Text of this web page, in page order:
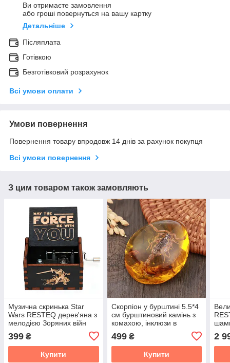
Ви отримаєте замовлення
або гроші повернуться на вашу картку
Детальніше
Післяплата
Готівкою
Безготівковий розрахунок
Всі умови оплати
Умови повернення
Повернення товару впродовж 14 днів за рахунок покупця
Всі умови повернення
З цим товаром також замовляють
Музична скринька Star
Wars RESTEQ дерев'яна з
мелодією Зоряних війн
399 ₴
Купити
Скорпіон у бурштині 5.5*4
см бурштиновий камінь з
комахою, інклюзи в
бурштину
499₴
Купити
2